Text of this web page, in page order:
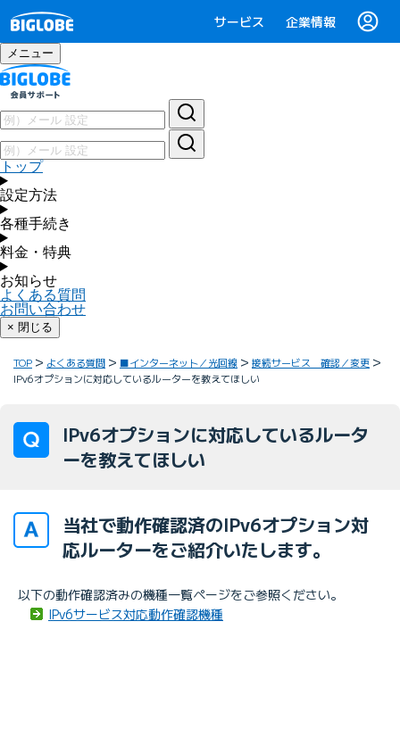
サービス 企業情報
メニュー
トップ
設定方法
各種手続き
料金・特典
お知らせ
よくある質問
お問い合わせ
× 閉じる
TOP よくある質問 ■インターネット／光回線
接続サービス 確認／変更
IPv6オプションに対応しているルーターを教えてほしい
IPv6オプションに対応しているルータ
ーを教えてほしい
当社で動作確認済のIPv6オプション対
応ルーターをご紹介いたします。
以下の動作確認済みの機種一覧ページをご参照ください。
IPv6サービス対応動作確認機種